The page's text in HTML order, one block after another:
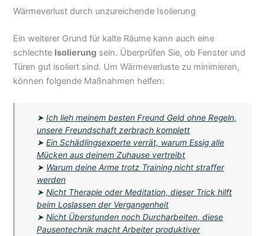
Wärmeverlust durch unzureichende Isolierung
Ein weiterer Grund für kalte Räume kann auch eine
schlechte Isolierung sein. Überprüfen Sie, ob Fenster und
Türen gut isoliert sind. Um Wärmeverluste zu minimieren,
können folgende Maßnahmen helfen:
➤Ich lieh meinem besten Freund Geld ohne Regeln,
unsere Freundschaft zerbrach komplett
➤Ein Schädlingsexperte verrät, warum Essig alle
Mücken aus deinem Zuhause vertreibt
➤ Warum deine Arme trotz Training nicht straffer
werden
➤Nicht Therapie oder Meditation, dieser Trick hilft
beim Loslassen der Vergangenheit
➤Nicht Überstunden noch Durcharbeiten, diese
Pausentechnik macht Arbeiter produktiver